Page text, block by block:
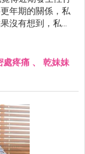
年期的關係，私
沒有想到，私密
！究竟還有什麼
們繼續看下去
處疼痛 、 乾妹妹